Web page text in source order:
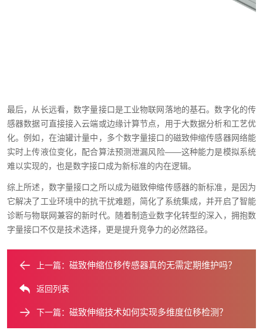
最后，从长远看，数字量接口是工业物联网落地的基石。数字化的传
感器数据可直接接入云端或边缘计算节点，用于大数据分析和工艺优
化。例如，在油罐计量中，多个数字量接口的磁致伸缩传感器网络能
实时上传液位变化，配合算法预测泄漏风险——这种能力是模拟系统
难以实现的，也是数字接口成为新标准的内在逻辑。
综上所述，数字量接口之所以成为磁致伸缩传感器的新标准，是因为
它解决了工业环境中的抗干扰难题，简化了系统集成，并开启了智能
诊断与物联网兼容的新时代。随着制造业数字化转型的深入，拥抱数
字量接口不仅是技术选择，更是提升竞争力的必然路径。
上一篇： 磁致伸缩位移传感器真的无需定期维护吗？
返回列表
下一篇： 磁致伸缩技术如何实现多维度位移检测？